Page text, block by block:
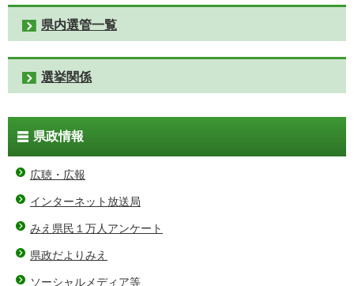
県内選管一覧
選挙関係
県政情報
広聴・広報
インターネット放送局
みえ県民１万人アンケート
県政だよりみえ
ソーシャルメディア等